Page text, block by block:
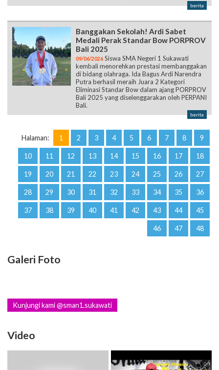
berita
Banggakan Sekolah! Ardi Sabet
Medali Perak Standar Bow PORPROV
Bali 2025
09/06/2026 Siswa SMA Negeri 1 Sukawati
kembali menorehkan prestasi membanggakan
di bidang olahraga. Ida Bagus Ardi Narendra
Putra berhasil meraih Juara 2 Kategori
Eliminasi Standar Bow dalam ajang PORPROV
Bali 2025 yang diselenggarakan oleh PERPANI
Bali.
berita
Halaman: 1 2 3 4 5 6 7 8 9
10 11 12 13 14 15 16 17 18
19 20 21 22 23 24 25 26 27
28 29 30 31 32 33 34 35 36
37 38 39 40 41 42 43 44 45
46 47 48
Galeri Foto
Kunjungi kami @sman1.sukawati
Video